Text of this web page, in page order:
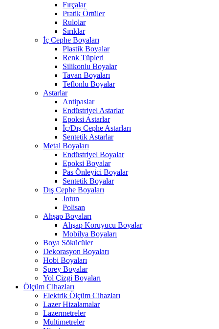
Fırçalar
Pratik Örtüler
Rulolar
Sırıklar
İç Cephe Boyaları
Plastik Boyalar
Renk Tüpleri
Silikonlu Boyalar
Tavan Boyaları
Teflonlu Boyalar
Astarlar
Antipaslar
Endüstriyel Astarlar
Epoksi Astarlar
İç/Dış Cephe Astarları
Sentetik Astarlar
Metal Boyaları
Endüstriyel Boyalar
Epoksi Boyalar
Pas Önleyici Boyalar
Sentetik Boyalar
Dış Cephe Boyaları
Jotun
Polisan
Ahşap Boyaları
Ahşap Koruyucu Boyalar
Mobilya Boyaları
Boya Sökücüler
Dekorasyon Boyaları
Hobi Boyaları
Sprey Boyalar
Yol Çizgi Boyaları
Ölçüm Cihazları
Elektrik Ölçüm Cihazları
Lazer Hizalamalar
Lazermetreler
Multimetreler